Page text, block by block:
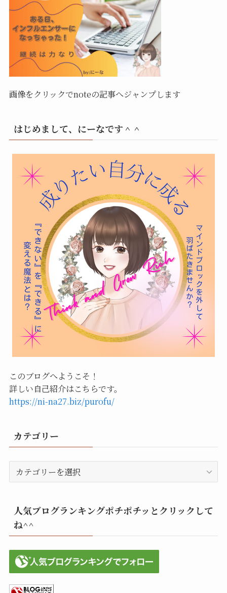
画像をクリックでnoteの記事へジャンプします
はじめまして、にーなです＾＾
このブログへようこそ！
詳しい自己紹介はこちらです。
https://ni-na27.biz/purofu/
カテゴリー
テ
ー
人気ブログランキングポチポチッとクリックして
ね^^